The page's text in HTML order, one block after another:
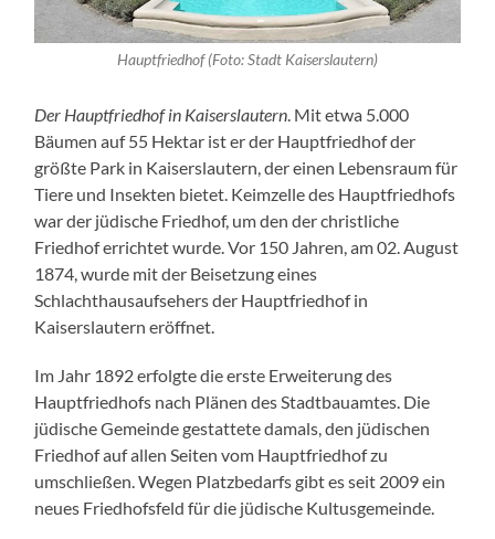
Hauptfriedhof (Foto: Stadt Kaiserslautern)
Der Hauptfriedhof in Kaiserslautern . Mit etwa 5.000
Bäumen auf 55 Hektar ist er der Hauptfriedhof der
größte Park in Kaiserslautern, der einen Lebensraum für
Tiere und Insekten bietet. Keimzelle des Hauptfriedhofs
war der jüdische Friedhof, um den der christliche
Friedhof errichtet wurde. Vor 150 Jahren, am 02. August
1874, wurde mit der Beisetzung eines
Schlachthausaufsehers der Hauptfriedhof in
Kaiserslautern eröffnet.
Im Jahr 1892 erfolgte die erste Erweiterung des
Hauptfriedhofs nach Plänen des Stadtbauamtes. Die
jüdische Gemeinde gestattete damals, den jüdischen
Friedhof auf allen Seiten vom Hauptfriedhof zu
umschließen. Wegen Platzbedarfs gibt es seit 2009 ein
neues Friedhofsfeld für die jüdische Kultusgemeinde.